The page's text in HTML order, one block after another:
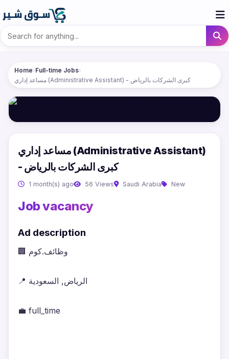
Home›Full-time Jobs›
مساعد إداري (Administrative Assistant) - كبرى الشركات بالرياض
مساعد إداري (Administrative Assistant)
- كبرى الشركات بالرياض
1 month(s) ago 56 Views Saudi Arabia New
Job vacancy
Ad description
🏢 وظائف.كوم
📍 الرياض, السعودية
💼 full_time